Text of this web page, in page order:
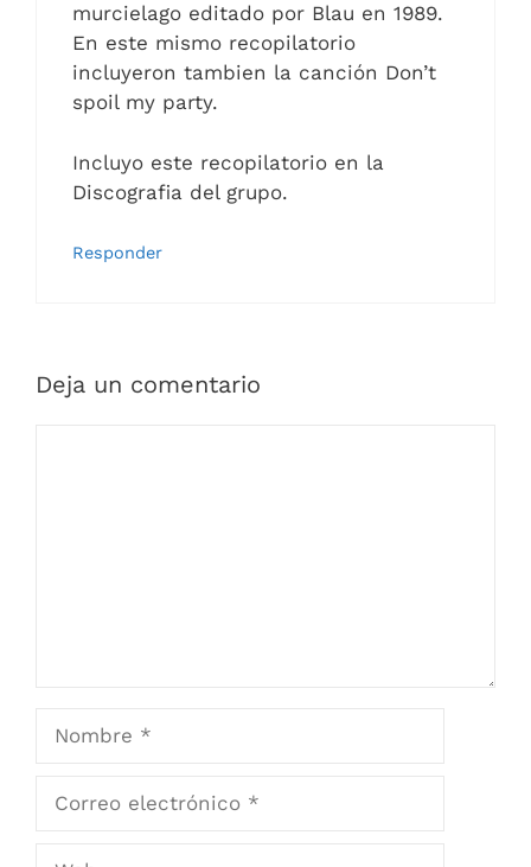
murcielago editado por Blau en 1989.
En este mismo recopilatorio
incluyeron tambien la canción Don’t
spoil my party.
Incluyo este recopilatorio en la
Discografia del grupo.
Responder
Deja un comentario
electrónico